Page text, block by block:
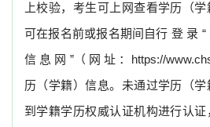
上校验，考生可上网查看学历（
可在报名前或报名期间自行 登 录 “
信 息 网 ”（ 网 址 ： https://
历（学籍）信息。未通过学历（
到学籍学历权威认证机构进行认